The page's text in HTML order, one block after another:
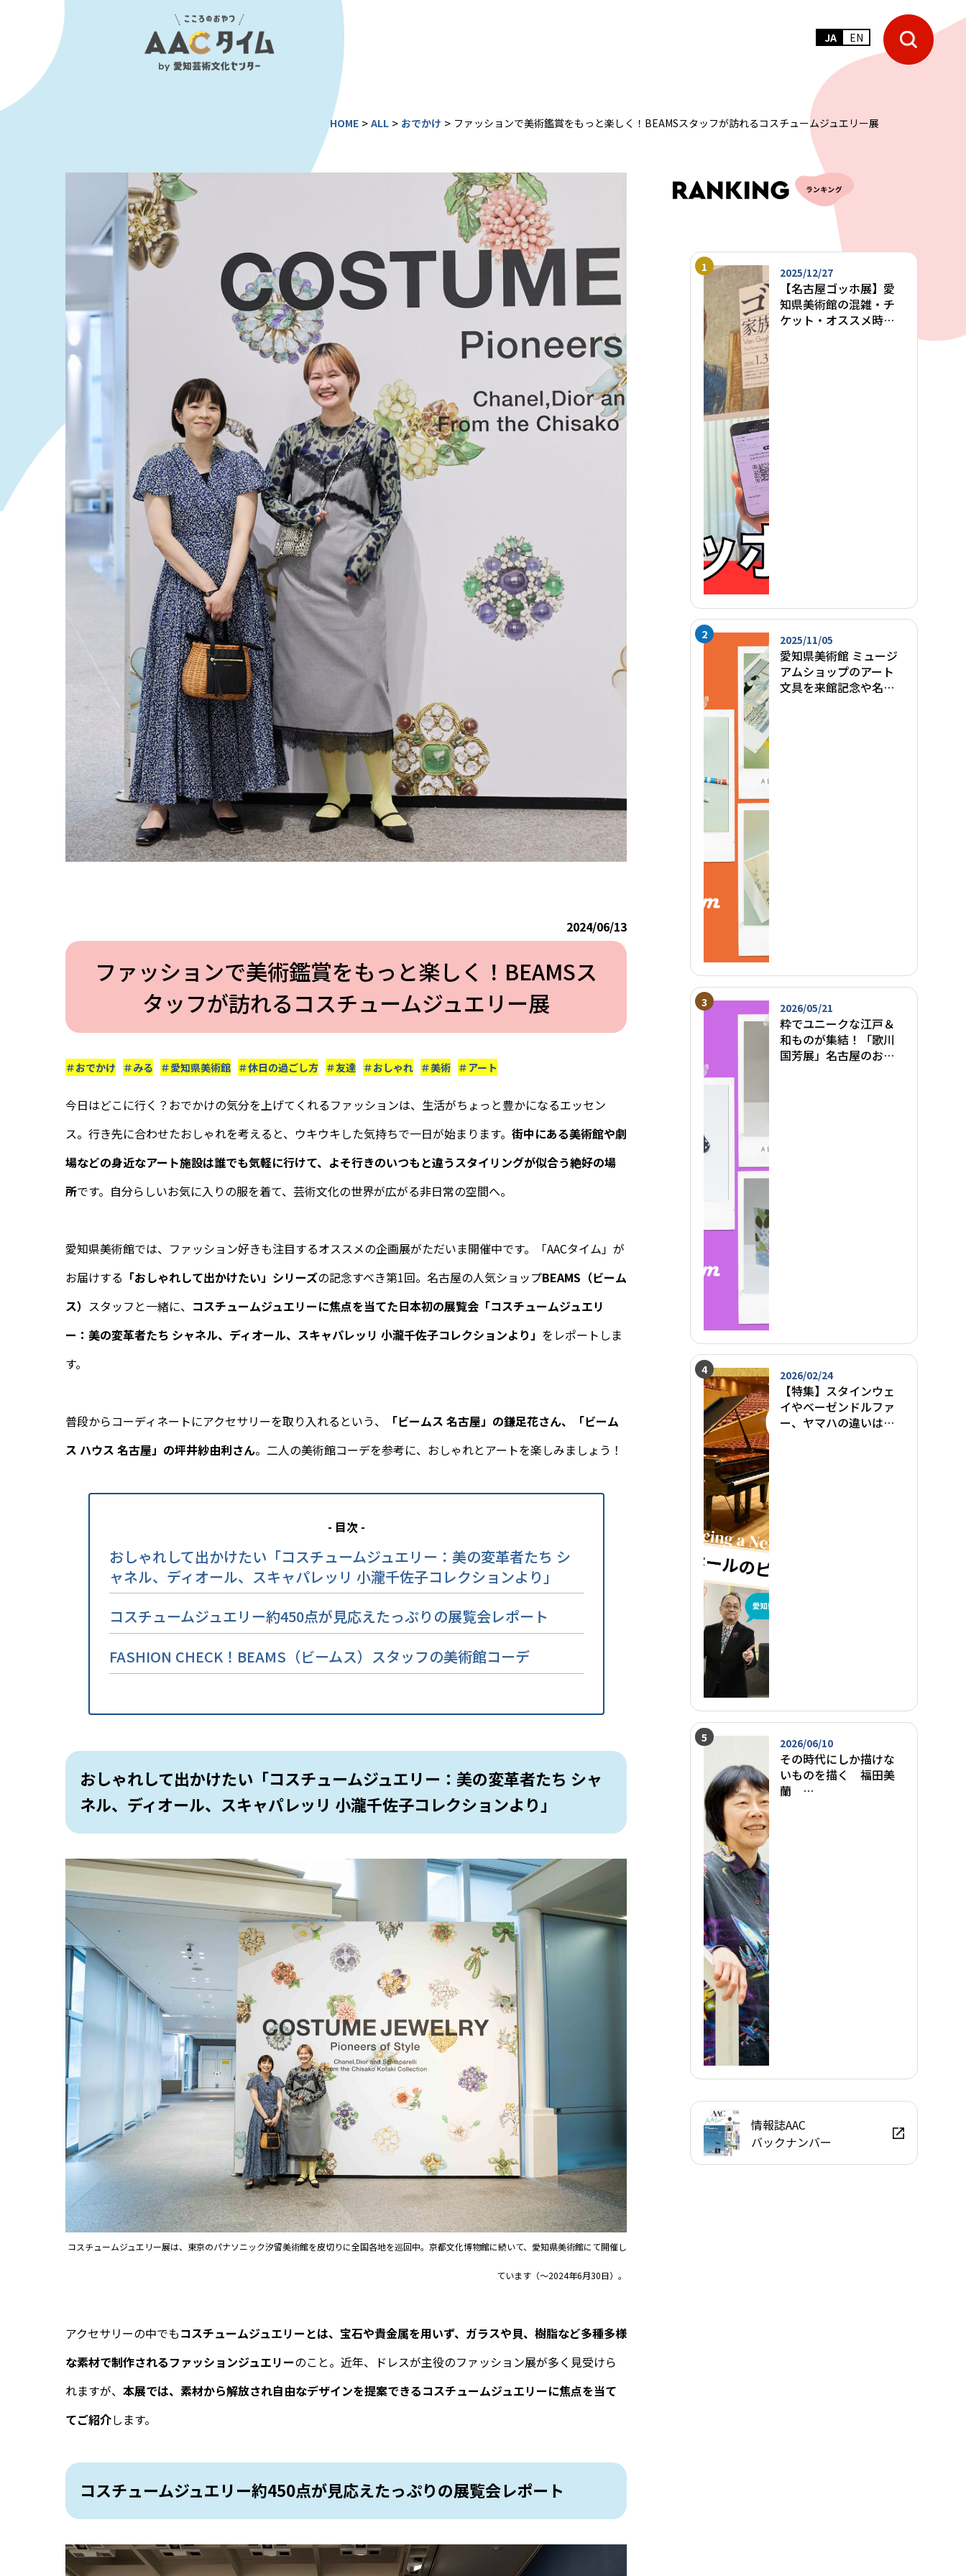
EN
JA
HOME >ALL > おでかけ > ファッションで美術鑑賞をもっと楽しく！BEAMSスタッフが訪れるコスチュームジュエリー展
2024/06/13
ファッションで美術鑑賞をもっと楽しく！BEAMSス
タッフが訪れるコスチュームジュエリー展
＃おでかけ ＃みる ＃愛知県美術館 ＃休日の過ごし方 ＃友達 ＃おしゃれ ＃美術 ＃アート
今日はどこに行く？おでかけの気分を上げてくれるファッションは、生活がちょっと豊かになるエッセン
ス。行き先に合わせたおしゃれを考えると、ウキウキした気持ちで一日が始まります。街中にある美術館や劇
場などの身近なアート施設は誰でも気軽に行けて、よそ行きのいつもと違うスタイリングが似合う絶好の場
所です。自分らしいお気に入りの服を着て、芸術文化の世界が広がる非日常の空間へ。
愛知県美術館では、ファッション好きも注目するオススメの企画展がただいま開催中です。「AACタイム」が
お届けする 「おしゃれして出かけたい」シリーズの記念すべき第1回。名古屋の人気ショップBEAMS（ビーム
ス） スタッフと一緒に、 コスチュームジュエリーに焦点を当てた日本初の展覧会「コスチュームジュエリ
ー：美の変革者たち シャネル、ディオール、スキャパレッリ 小瀧千佐子コレクションより」 をレポートしま
す。
普段からコーディネートにアクセサリーを取り入れるという、
「ビームス 名古屋」の鎌足花さん、「ビーム
ス ハウス 名古屋」の坪井紗由利さん。二人の美術館コーデを参考に、おしゃれとアートを楽しみましょう！
- 目次 -
おしゃれして出かけたい「コスチュームジュエリー：美の変革者たち シ
ャネル、ディオール、スキャパレッリ 小瀧千佐子コレクションより」
コスチュームジュエリー約450点が見応えたっぷりの展覧会レポート
FASHION CHECK！BEAMS（ビームス）スタッフの美術館コーデ
おしゃれして出かけたい「コスチュームジュエリー：美の変革者たち シャ
ネル、ディオール、スキャパレッリ 小瀧千佐子コレクションより」
コスチュームジュエリー展は、東京のパナソニック汐留美術館を皮切りに全国各地を巡回中。京都文化博物館に続いて、愛知県美術館にて開催し
ています（〜2024年6月30日）。
アクセサリーの中でもコスチュームジュエリーとは、宝石や貴金属を用いず、ガラスや貝、樹脂など多種多様
な素材で制作されるファッションジュエリーのこと。近年、ドレスが主役のファッション展が多く見受けら
れますが、本展では、素材から解放され自由なデザインを提案できるコスチュームジュエリーに焦点を当て
てご紹介します。
コスチュームジュエリー約450点が見応えたっぷりの展覧会レポート
2025/12/27
【名古屋ゴッホ展】愛
知県美術館の混雑・チ
ケット・オススメ時間
2025/11/05
愛知県美術館 ミュージ
アムショップのアート
文具を来館記念や名古
2026/05/21
粋でユニークな江戸＆
和ものが集結！「歌川
国芳展」名古屋のお土
2026/02/24
【特集】スタインウェ
イやベーゼンドルファ
ー、ヤマハの違いは？
2026/06/10
その時代にしか描けな
いものを描く 福田美
蘭
情報誌AAC
バックナンバー